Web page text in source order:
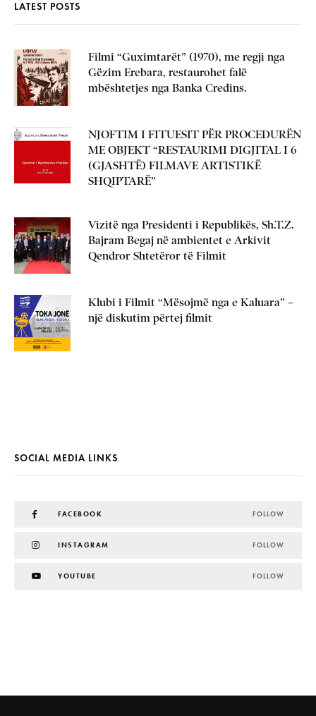
LATEST POSTS
Filmi “Guximtarët” (1970), me regji nga
Gëzim Erebara, restaurohet falë
mbështetjes nga Banka Credins.
NJOFTIM I FITUESIT PËR PROCEDURËN
ME OBJEKT “RESTAURIMI DIGJITAL I 6
(GJASHTË) FILMAVE ARTISTIKË
SHQIPTARË”
Vizitë nga Presidenti i Republikës, Sh.T.Z.
Bajram Begaj në ambientet e Arkivit
Qendror Shtetëror të Filmit
Klubi i Filmit “Mësojmë nga e Kaluara” –
një diskutim përtej filmit
SOCIAL MEDIA LINKS
FACEBOOK FOLLOW
INSTAGRAM FOLLOW
YOUTUBE FOLLOW